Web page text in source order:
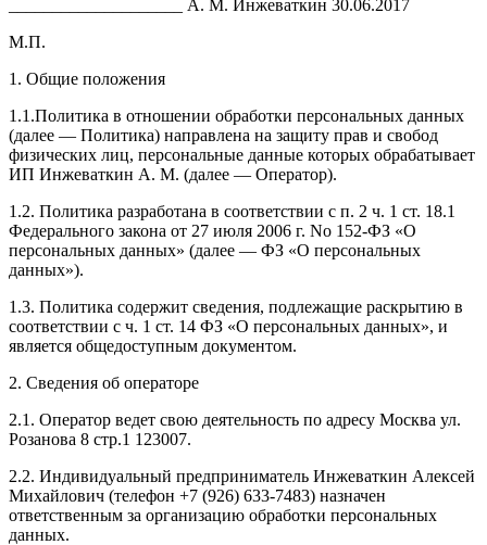
____________________ А. М. Инжеваткин 30.06.2017
М.П.
1. Общие положения
1.1.Политика в отношении обработки персональных данных
(далее — Политика) направлена на защиту прав и свобод
физических лиц, персональные данные которых обрабатывает
ИП Инжеваткин А. М. (далее — Оператор).
1.2. Политика разработана в соответствии с п. 2 ч. 1 ст. 18.1
Федерального закона от 27 июля 2006 г. No 152-ФЗ «О
персональных данных» (далее — ФЗ «О персональных
данных»).
1.3. Политика содержит сведения, подлежащие раскрытию в
соответствии с ч. 1 ст. 14 ФЗ «О персональных данных», и
является общедоступным документом.
2. Сведения об операторе
2.1. Оператор ведет свою деятельность по адресу Москва ул.
Розанова 8 стр.1 123007.
2.2. Индивидуальный предприниматель Инжеваткин Алексей
Михайлович (телефон +7 (926) 633-7483) назначен
ответственным за организацию обработки персональных
данных.